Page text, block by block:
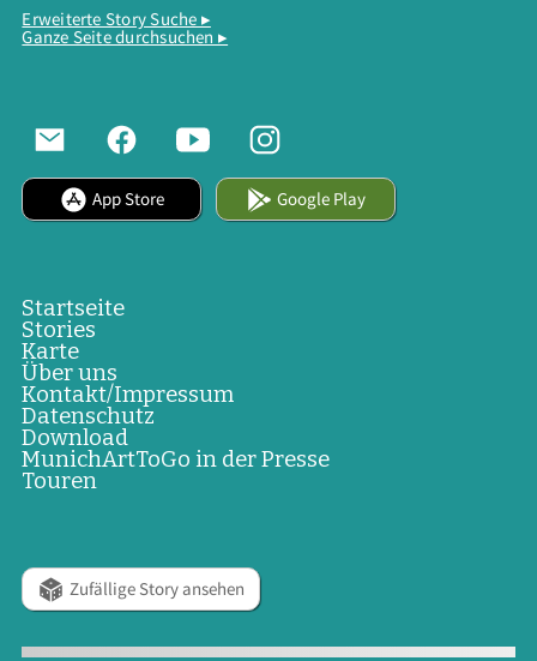
Erweiterte Story Suche ▸
Ganze Seite durchsuchen ▸
App Store Google Play
Startseite
Stories
Karte
Über uns
Kontakt/Impressum
Datenschutz
Download
MunichArtToGo in der Presse
Touren
Zufällige Story ansehen